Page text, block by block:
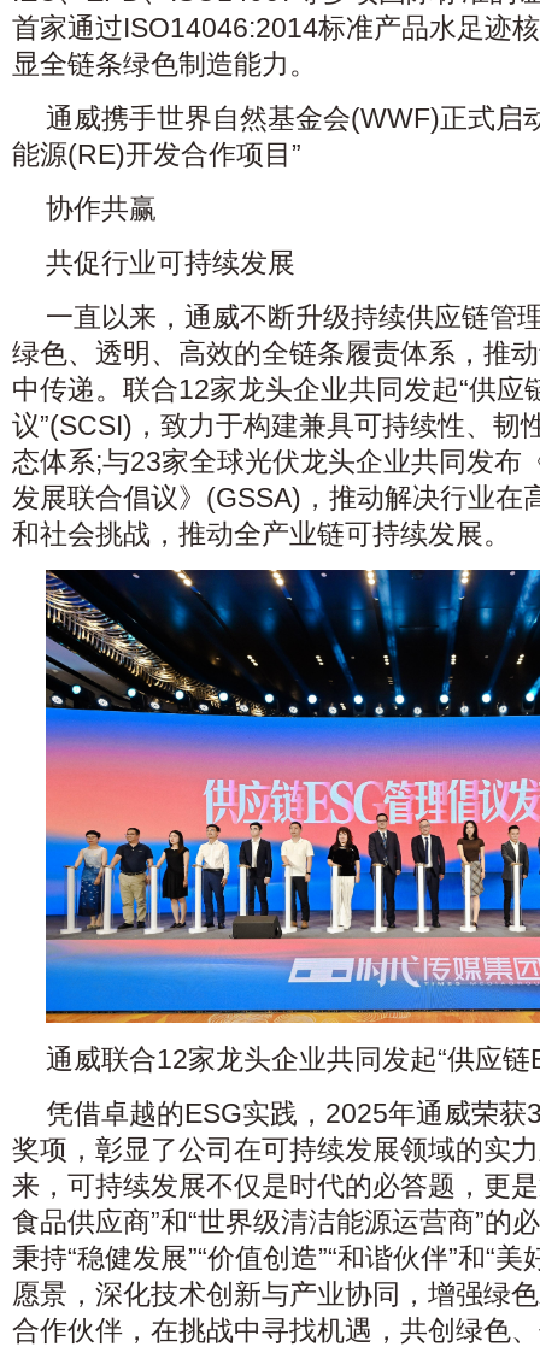
首家通过ISO14046:2014标准产品水足迹
显全链条绿色制造能力。
通威携手世界自然基金会(WWF)正式启
能源(RE)开发合作项目”
协作共赢
共促行业可持续发展
一直以来，通威不断升级持续供应链管
绿色、透明、高效的全链条履责体系，推
中传递。联合12家龙头企业共同发起“供应
议”(SCSI)，致力于构建兼具可持续性、韧
态体系;与23家全球光伏龙头企业共同发布
发展联合倡议》(GSSA)，推动解决行业在
和社会挑战，推动全产业链可持续发展。
通威联合12家龙头企业共同发起“供应链
凭借卓越的ESG实践，2025年通威荣获
奖项，彰显了公司在可持续发展领域的实
来，可持续发展不仅是时代的必答题，更
食品供应商”和“世界级清洁能源运营商”的
秉持“稳健发展”“价值创造”“和谐伙伴”和“
愿景，深化技术创新与产业协同，增强绿
合作伙伴，在挑战中寻找机遇，共创绿色